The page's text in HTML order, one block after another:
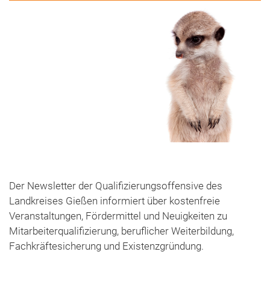
Der Newsletter der Qualifizierungsoffensive des
Landkreises Gießen informiert über kostenfreie
Veranstaltungen, Fördermittel und Neuigkeiten zu
Mitarbeiterqualifizierung, beruflicher Weiterbildung,
Fachkräftesicherung und Existenzgründung.